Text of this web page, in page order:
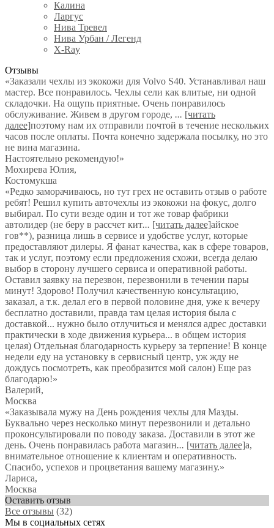
Калина
Ларгус
Нива Тревел
Нива Урбан / Легенд
X-Ray
Отзывы
«Заказали чехлы из экокожи для Volvo S40. Устанавливал наш
мастер. Все понравилось. Чехлы сели как влитые, ни одной
складочки. На ощупь приятные. Очень понравилось
обслуживание. Живем в другом городе, ... [читать
далее]поэтому нам их отправили почтой в течение нескольких
часов после оплаты. Почта конечно задержала посылку, но это
не вина магазина.
Настоятельно рекомендую!»
Мохирева Юлия,
Костомукша
«Редко заморачиваюсь, но тут грех не оставить отзыв о работе
ребят! Решил купить авточехлы из экокожи на фокус, долго
выбирал. По сути везде один и тот же товар фабрики
автолидер (не беру в рассчет кит... [читать далее]айское
гов**), разница лишь в сервисе и удобстве услуг, которые
предоставляют дилеры. Я фанат качества, как в сфере товаров,
так и услуг, поэтому если предложения схожи, всегда делаю
выбор в сторону лучшего сервиса и оперативной работы.
Оставил заявку на перезвон, перезвонили в течении пары
минут! Здорово! Получил качественную консультацию,
заказал, а т.к. делал его в первой половине дня, уже к вечеру
бесплатно доставили, правда там целая история была с
доставкой... нужно было отлучиться и менялся адрес доставки
практически в ходе движения курьера... в общем история
целая) Отдельная благодарность курьеру за терпение! В конце
недели еду на установку в сервисный центр, уж жду не
дождусь посмотреть, как преобразится мой салон) Еще раз
благодарю!»
Валерий,
Москва
«Заказывала мужу на День рождения чехлы для Мазды.
Буквально через несколько минут перезвонили и детально
проконсультировали по поводу заказа. Доставили в этот же
день. Очень понравилась работа магазин... [читать далее]а,
внимательное отношение к клиентам и оперативность.
Спасибо, успехов и процветания вашему магазину.»
Лариса,
Москва
Оставить отзыв
Все отзывы (32)
Мы в социальных сетях